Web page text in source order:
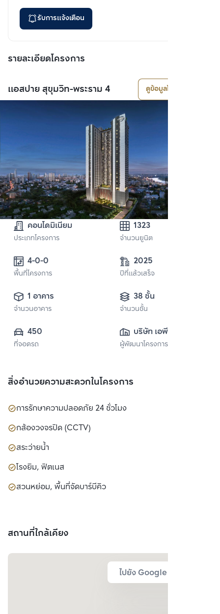
รับการแจ้งเตือน
รายละเอียดโครงการ
แอสปาย สุขุมวิท-พระราม 4 ดูข้อมูลโครงการ
คอนโดมิเนียม
ประเภทโครงการ
1323
จำนวนยูนิต
4-0-0
พื้นที่โครงการ
2025
ปีที่แล้วเสร็จ
1 อาคาร
จำนวนอาคาร
38 ชั้น
จำนวนชั้น
450
ที่จอดรถ
บริษัท เอพี เอ็มอี 15
จำกัด
ผู้พัฒนาโครงการ
สิ่งอำนวยความสะดวกในโครงการ
การรักษาความปลอดภัย 24 ชั่วโมง
กล้องวงจรปิด (CCTV)
สระว่ายน้ำ
โรงยิม, ฟิตเนส
สวนหย่อม, พื้นที่จัดบาร์บีคิว
สถานที่ใกล้เคียง
ไปยัง Google Map